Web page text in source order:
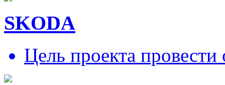
SKODA
Цель проекта провести